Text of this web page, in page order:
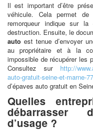
Il est important d’être
véhicule. Cela permet
remorqueur indique sur
destruction. Ensuite, le
auto est tenue d’envoyer
au propriétaire et à la
impossible de récupérer les
Consultez sur http://
auto-gratuit-seine-et-marne-77
d’épaves auto gratuit en
Quelles
débarrasser
d’usage ?